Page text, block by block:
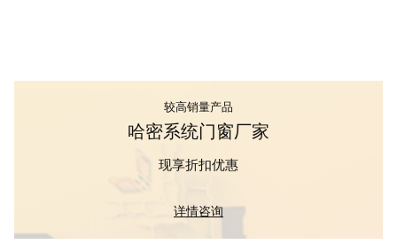
较高销量产品
哈密系统门窗厂家
现享折扣优惠
详情咨询